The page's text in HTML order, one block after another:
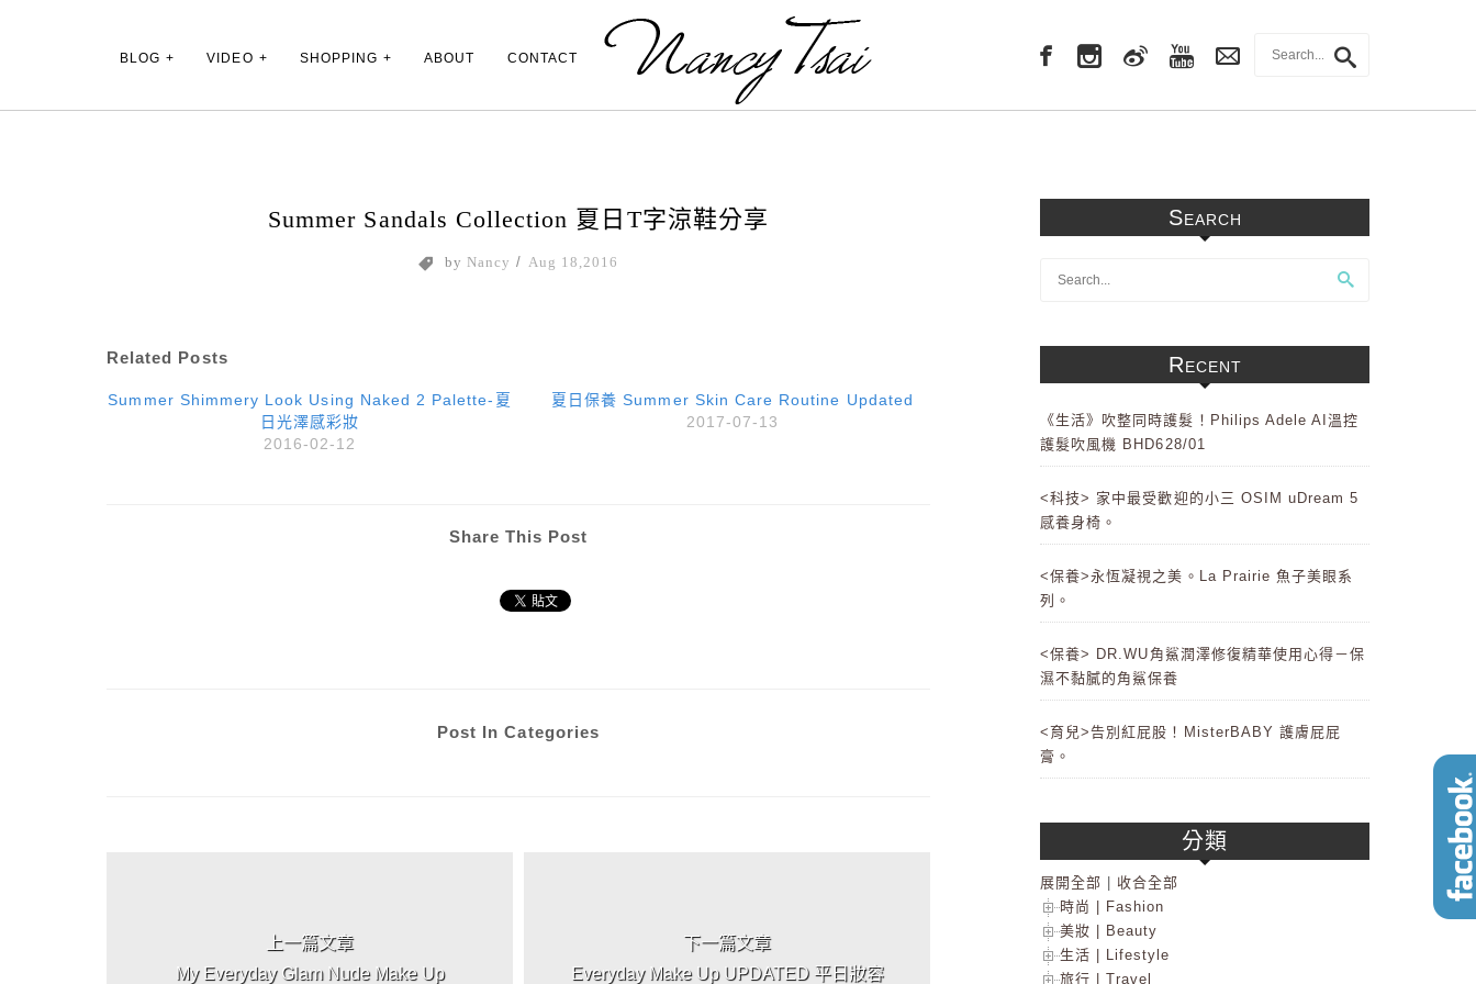
Main Menu
BLOG VIDEO SHOPPING ABOUT CONTACT
Summer Sandals Collection 夏日T字涼鞋分享
by Nancy / Aug 18,2016
Related Posts
Summer Shimmery Look Using Naked 2 Palette-夏
日光澤感彩妝
2016-02-12
夏日保養 Summer Skin Care Routine Updated
2017-07-13
Share This Post
Post In Categories
上一篇文章
My Everyday Glam Nude Make Up
下一篇文章
Everyday Make Up UPDATED 平日妝容
Search
Recent
《生活》吹整同時護髮！Philips Adele AI溫控
護髮吹風機 BHD628/01
<科技> 家中最受歡迎的小三 OSIM uDream 5
感養身椅。
<保養>永恆凝視之美。La Prairie 魚子美眼系
列。
<保養> DR.WU角鯊潤澤修復精華使用心得－保
濕不黏膩的角鯊保養
<育兒>告別紅屁股！MisterBABY 護膚屁屁
膏。
分類
展開全部
收合全部
時尚 | Fashion
美妝 | Beauty
生活 | Lifestyle
旅行 | Travel